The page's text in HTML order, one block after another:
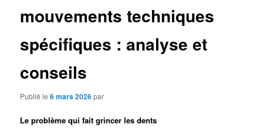
mouvements techniques
spécifiques : analyse et
conseils
Publié le6 mars 2026par
Le problème qui fait grincer les dents